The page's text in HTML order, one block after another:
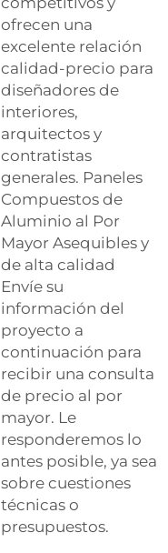
ofrecen una
excelente relación
calidad-precio para
diseñadores de
interiores,
arquitectos y
contratistas
generales. Paneles
Compuestos de
Aluminio al Por
Mayor Asequibles y
de alta calidad
Envíe su
información del
proyecto a
continuación para
recibir una consulta
de precio al por
mayor. Le
responderemos lo
antes posible, ya sea
sobre cuestiones
técnicas o
presupuestos.